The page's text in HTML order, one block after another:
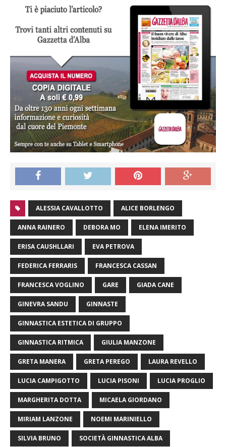
ALESSIA CAVALLOTTO ALICE BORLENGO
ANNA RAINERO DEBORA MO ELENA IMERITO
ERISA CAUSHLLARI EVA PETROVA
FEDERICA FERRARIS FRANCESCA CASSAN
FRANCESCA VOGLINO GARE GIADA CANE
GINEVRA SANDU GINNASTE
GINNASTICA ESTETICA DI GRUPPO
GINNASTICA RITMICA GIULIA MANZONE
GRETA MANERA GRETA PEREGO LAURA REVELLO
LUCIA CAMPIGOTTO LUCIA PISONI LUCIA PROGLIO
MARGHERITA DOTTA MICAELA GIORDANO
MIRIAM LANZONE NOEMI MARINIELLO
SILVIA BRUNO SOCIETÀ GINNASTICA ALBA